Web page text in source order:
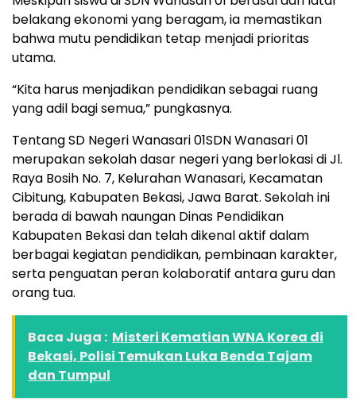
belakang ekonomi yang beragam, ia memastikan
bahwa mutu pendidikan tetap menjadi prioritas
utama.
“Kita harus menjadikan pendidikan sebagai ruang
yang adil bagi semua,” pungkasnya.
Tentang SD Negeri Wanasari 01SDN Wanasari 01
merupakan sekolah dasar negeri yang berlokasi di Jl.
Raya Bosih No. 7, Kelurahan Wanasari, Kecamatan
Cibitung, Kabupaten Bekasi, Jawa Barat. Sekolah ini
berada di bawah naungan Dinas Pendidikan
Kabupaten Bekasi dan telah dikenal aktif dalam
berbagai kegiatan pendidikan, pembinaan karakter,
serta penguatan peran kolaboratif antara guru dan
orang tua.
Baca Juga : Misteri Kematian WNA Korea di
Bekasi, Polisi Temukan Luka Benda Tajam
dan Tumpul